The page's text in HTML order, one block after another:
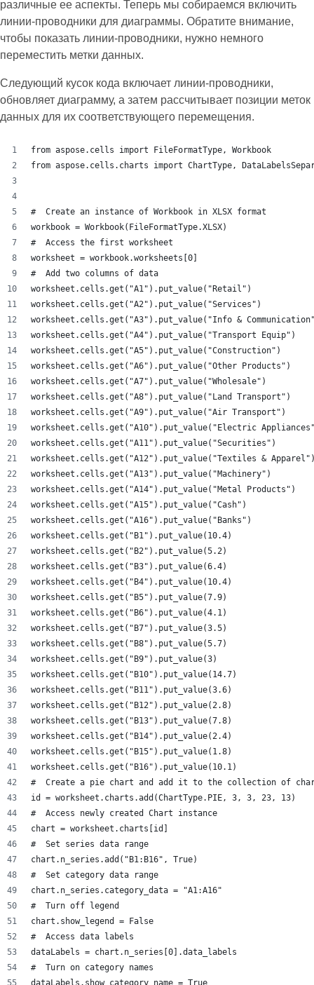
различные ее аспекты. Теперь мы собираемся включить
линии-проводники для диаграммы. Обратите внимание,
чтобы показать линии-проводники, нужно немного
переместить метки данных.
Следующий кусок кода включает линии-проводники,
обновляет диаграмму, а затем рассчитывает позиции меток
данных для их соответствующего перемещения.
from aspose.cells import FileFormatType, Workbook
from aspose.cells.charts import ChartType,
#  Create an instance of Workbook in XLSX format
workbook = Workbook(FileFormatType.XLSX)
#  Access the first worksheet
worksheet = workbook.worksheets[0]
#  Add two columns of data
worksheet.cells.get("A1").put_value("Retail")
worksheet.cells.get("A2").put_value("Services")
worksheet.cells.get("A3").put_value("Info &
worksheet.cells.get("A4").put_value("Transport Equip")
worksheet.cells.get("A5").put_value("Construction")
worksheet.cells.get("A6").put_value("Other Products")
worksheet.cells.get("A7").put_value("Wholesale")
worksheet.cells.get("A8").put_value("Land Transport")
worksheet.cells.get("A9").put_value("Air Transport")
worksheet.cells.get("A10").put_value("Electric
worksheet.cells.get("A11").put_value("Securities")
worksheet.cells.get("A12").put_value("Textiles &
worksheet.cells.get("A13").put_value("Machinery")
worksheet.cells.get("A14").put_value("Metal Products")
worksheet.cells.get("A15").put_value("Cash")
worksheet.cells.get("A16").put_value("Banks")
worksheet.cells.get("B1").put_value(10.4)
worksheet.cells.get("B2").put_value(5.2)
worksheet.cells.get("B3").put_value(6.4)
worksheet.cells.get("B4").put_value(10.4)
worksheet.cells.get("B5").put_value(7.9)
worksheet.cells.get("B6").put_value(4.1)
worksheet.cells.get("B7").put_value(3.5)
worksheet.cells.get("B8").put_value(5.7)
worksheet.cells.get("B9").put_value(3)
worksheet.cells.get("B10").put_value(14.7)
worksheet.cells.get("B11").put_value(3.6)
worksheet.cells.get("B12").put_value(2.8)
worksheet.cells.get("B13").put_value(7.8)
worksheet.cells.get("B14").put_value(2.4)
worksheet.cells.get("B15").put_value(1.8)
worksheet.cells.get("B16").put_value(10.1)
#  Create a pie chart and add it to the collection of
id = worksheet.charts.add(ChartType.PIE, 3, 3, 23, 13)
#  Access newly created Chart instance
chart = worksheet.charts[id]
#  Set series data range
chart.n_series.add("B1:B16", True)
#  Set category data range
chart.n_series.category_data = "A1:A16"
#  Turn off legend
chart.show_legend = False
#  Access data labels
dataLabels = chart.n_series[0].data_labels
#  Turn on category names
dataLabels.show_category_name = True